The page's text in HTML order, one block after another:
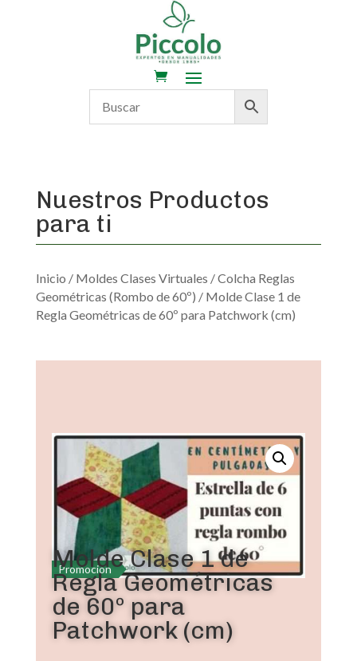
Nuestros Productos
para ti
Inicio / Moldes Clases Virtuales /Colcha Reglas
Geométricas (Rombo de 60º) / Molde Clase 1 de
Regla Geométricas de 60º para Patchwork (cm)
Promoción
Molde Clase 1 de
Regla Geométricas
de 60º para
Patchwork (cm)